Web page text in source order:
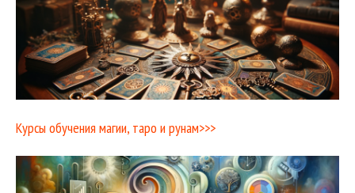
Курсы обучения магии, таро и рунам>>>